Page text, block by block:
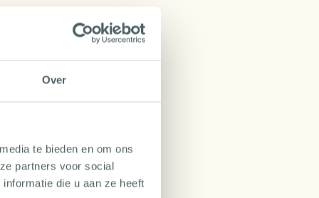
Over
te bieden en om ons
partners voor social
die u aan ze heeft